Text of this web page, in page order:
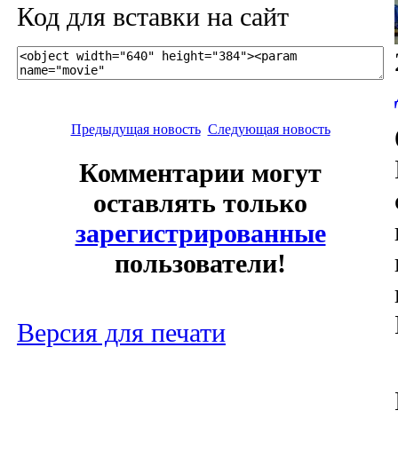
Код для вставки на сайт
Предыдущая новость Следующая новость
Комментарии могут
оставлять только
зарегистрированные
пользователи!
Версия для печати